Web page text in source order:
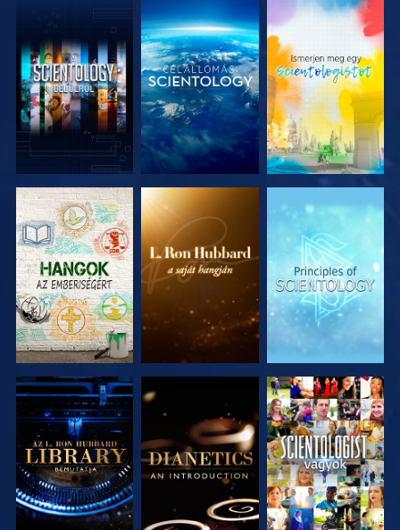
A SOROZAT
RÉSZEI
A SOROZAT
RÉSZEI
A SOROZAT
RÉSZEI
A SOROZAT
RÉSZEI
A SOROZAT
RÉSZEI
MŰSORNÉZÉS